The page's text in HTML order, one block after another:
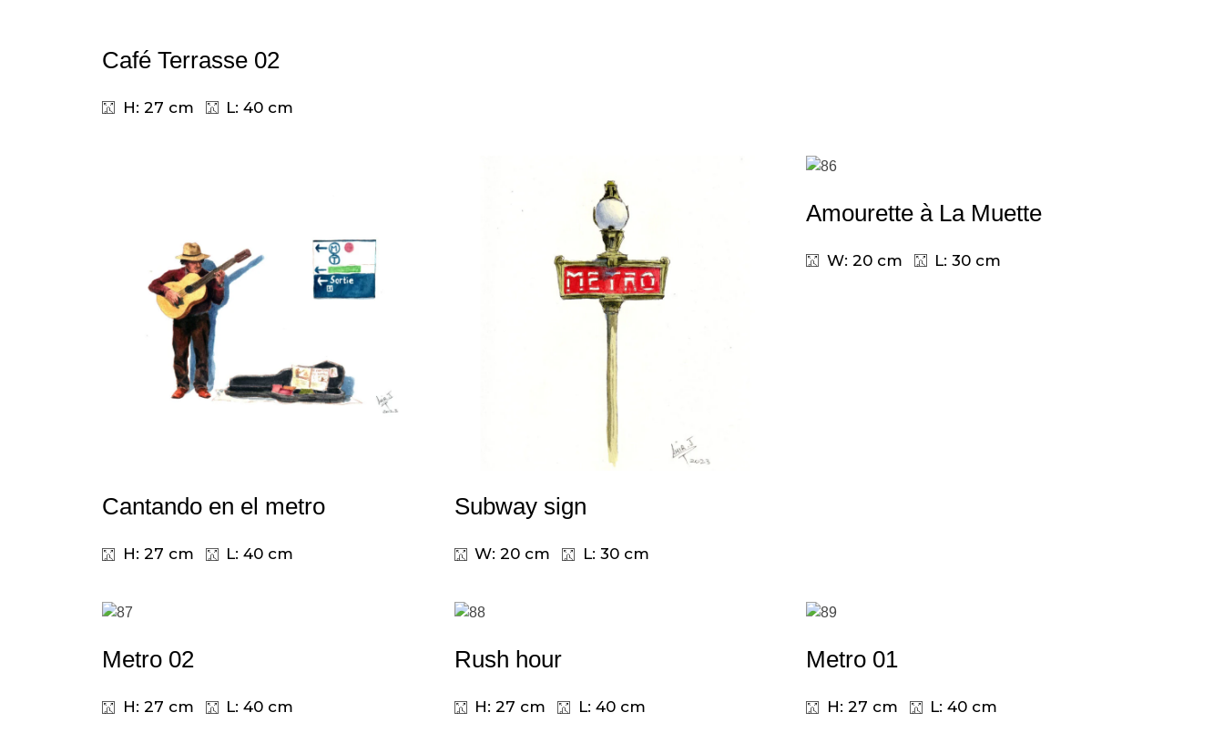
Café Terrasse 02
H: 27 cm L: 40 cm
Cantando en el metro
H: 27 cm L: 40 cm
Subway sign
W: 20 cm L: 30 cm
Amourette à La Muette
W: 20 cm L: 30 cm
Metro 02
H: 27 cm L: 40 cm
Rush hour
H: 27 cm L: 40 cm
Metro 01
H: 27 cm L: 40 cm